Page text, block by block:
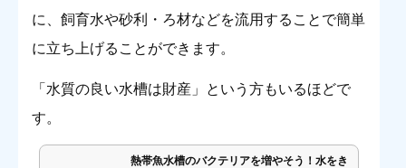
に、飼育水や砂利・ろ材などを流用することで簡単
に立ち上げることができます。
「水質の良い水槽は財産」という方もいるほどで
す。
熱帯魚水槽のバクテリアを増やそう！水をき